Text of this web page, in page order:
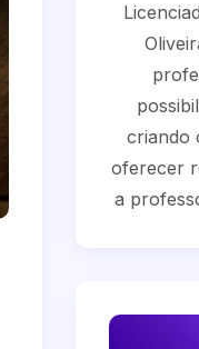
criando
oferecer
a